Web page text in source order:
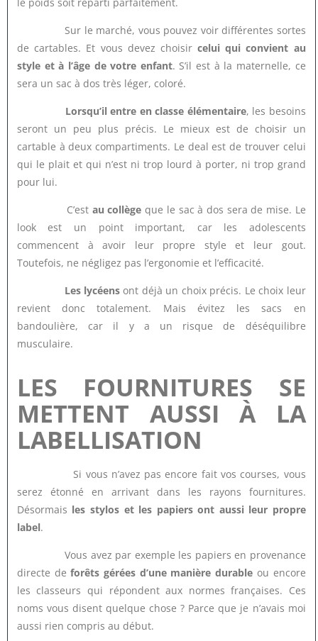
Sur le marché, vous pouvez voir différentes sortes
de cartables. Et vous devez choisircelui qui convient au
style et à l’âge de votre enfant. S’il est à la maternelle, ce
sera un sac à dos très léger, coloré.
Lorsqu’il entre en classe élémentaire, les besoins
seront un peu plus précis. Le mieux est de choisir un
cartable à deux compartiments. Le deal est de trouver celui
qui le plait et qui n’est ni trop lourd à porter, ni trop grand
pour lui.
C’est au collège que le sac à dos sera de mise. Le
look est un point important, car les adolescents
commencent à avoir leur propre style et leur gout.
Toutefois, ne négligez pas l’ergonomie et l’efficacité.
Les lycéens ont déjà un choix précis. Le choix leur
revient donc totalement. Mais évitez les sacs en
bandoulière, car il y a un risque de déséquilibre
musculaire.
LES FOURNITURES SE
METTENT AUSSI À LA
LABELLISATION
Si vous n’avez pas encore fait vos courses, vous
serez étonné en arrivant dans les rayons fournitures.
Désormais les stylos et les papiers ont aussi leur propre
label.
Vous avez par exemple les papiers en provenance
directe deforêts gérées d’une manière durable ou encore
les classeurs qui répondent aux normes françaises. Ces
noms vous disent quelque chose ? Parce que je n’avais moi
aussi rien compris au début.